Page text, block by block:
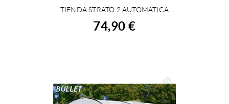
COMPRAR
TIENDA STRATO 2 AUTOMATICA
74,90 €